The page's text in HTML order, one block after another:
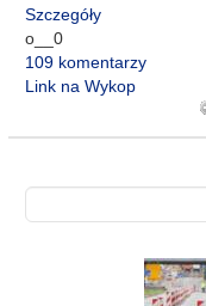
Szczegóły
o__0
109 komentarzy
Link na Wykop